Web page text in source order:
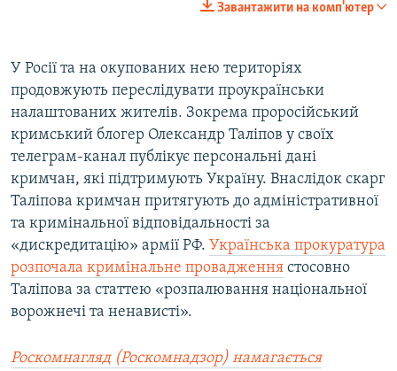
720p 1080p
720p
1080p
Завантажити на комп'ютер
У Росії та на окупованих нею територіях
продовжують переслідувати проукраїнськи
налаштованих жителів. Зокрема проросійський
кримський блогер Олександр Таліпов у своїх
телеграм-канал публікує персональні дані
кримчан, які підтримують Україну. Внаслідок скарг
Таліпова кримчан притягують до адміністративної
та кримінальної відповідальності за
«дискредитацію» армії РФ. Українська прокуратура
розпочала кримінальне провадження стосовно
Таліпова за статтею «розпалювання національної
ворожнечі та ненависті».
Роскомнагляд (Роскомнадзор) намагається